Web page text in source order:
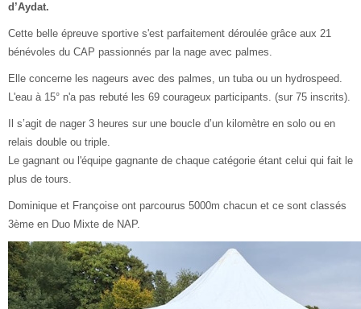
d’Aydat.
Cette belle épreuve sportive s'est parfaitement déroulée grâce aux 21
bénévoles du CAP passionnés par la nage avec palmes.
Elle concerne les nageurs avec des palmes, un tuba ou un hydrospeed.
L'eau à 15° n'a pas rebuté les 69 courageux participants. (sur 75 inscrits).
Il s’agit de nager 3 heures sur une boucle d’un kilomètre en solo ou en
relais double ou triple.
Le gagnant ou l'équipe gagnante de chaque catégorie étant celui qui fait le
plus de tours.
Dominique et Françoise ont parcourus 5000m chacun et ce sont classés
3ème en Duo Mixte de NAP.